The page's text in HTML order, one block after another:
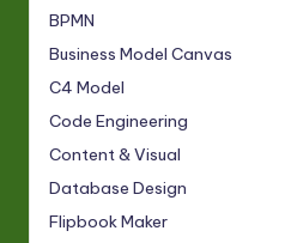
BPMN
Business Model Canvas
C4 Model
Code Engineering
Content & Visual
Database Design
Flipbook Maker